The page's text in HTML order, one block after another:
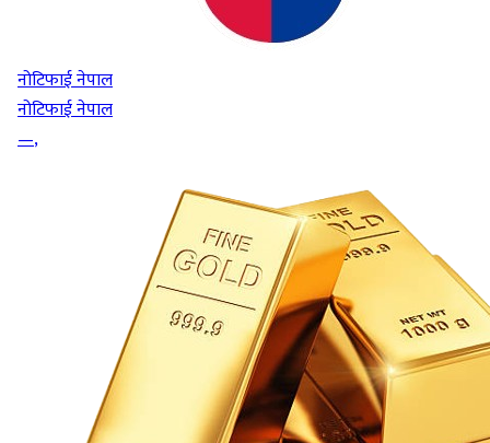
नोटिफाई नेपाल
नोटिफाई नेपाल
—,